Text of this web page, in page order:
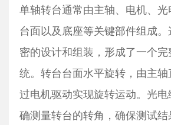
单轴转台通常由主轴、电机、
台面以及底座等关键部件组成
密的设计和组装，形成了一个
统。转台台面水平旋转，由主
过电机驱动实现旋转运动。光
确测量转台的转角，确保测试结